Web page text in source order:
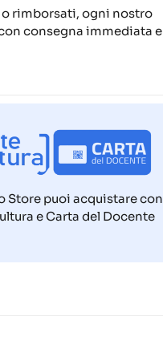
rimborsati, ogni nostro
consegna immediata e
Store puoi acquistare con
e Carta del Docente